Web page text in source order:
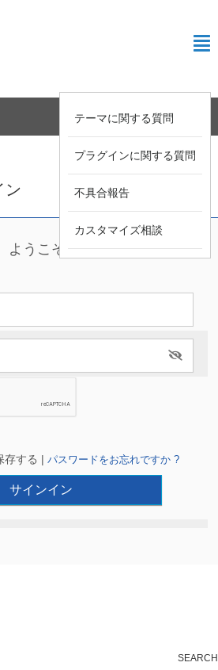
テーマに関する質問
プラグインに関する質問
不具合報告
カスタマイズ相談
ン
ようこそ !
存する | パスワードをお忘れですか ?